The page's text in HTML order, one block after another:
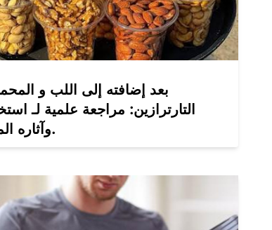
بعد إضافته إلى اللب و
التارترازين: مراجعة علمية لـ
وآثاره المحتملة.